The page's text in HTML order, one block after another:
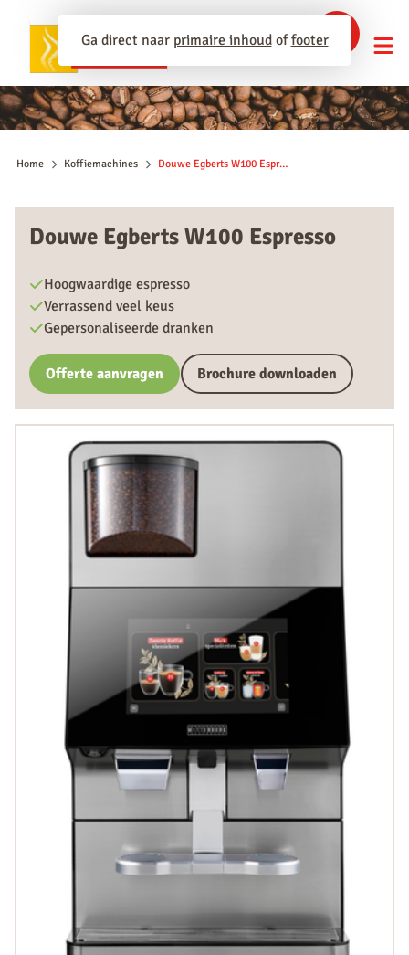
Ga direct naar primaire inhoudoffooter
Home Koffiemachines Douwe Egberts W100 Espresso
Douwe Egberts W100 Espresso
Hoogwaardige espresso
Verrassend veel keus
Gepersonaliseerde dranken
Offerte aanvragen Brochure downloaden